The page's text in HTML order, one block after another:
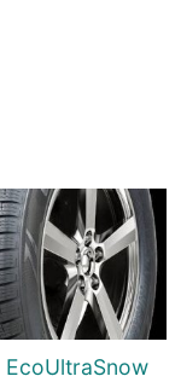
EcoUltraSnow